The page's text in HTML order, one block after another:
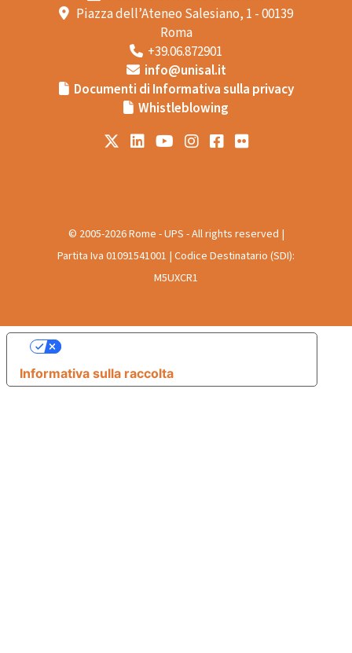
Piazza dell’Ateneo Salesiano, 1 - 00139
Roma
+39.06.872901
info@unisal.it
Documenti di Informativa sulla privacy
Whistleblowing
© 2005-2026 Rome - UPS - All rights reserved |
Partita Iva 01091541001 | Codice Destinatario (SDI):
M5UXCR1
Informativa sulla raccolta
Le tue preferenze relative alla privacy